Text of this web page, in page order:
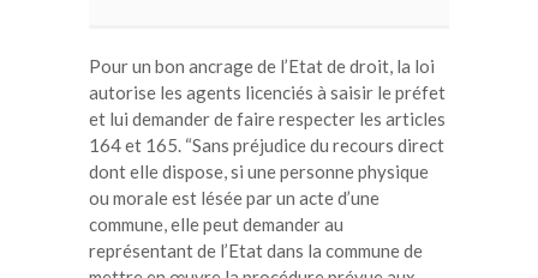
Pour un bon ancrage de l’Etat de droit, la loi
autorise les agents licenciés à saisir le préfet
et lui demander de faire respecter les articles
164 et 165. “Sans préjudice du recours direct
dont elle dispose, si une personne physique
ou morale est lésée par un acte d’une
commune, elle peut demander au
représentant de l’Etat dans la commune de